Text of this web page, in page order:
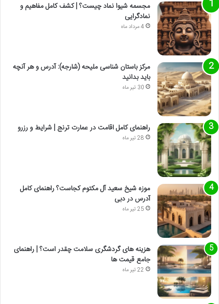
مجسمه شیوا نماد چیست؟ | کشف کامل مفاهیم و
نمادگرایی
4 مرداد ماه
مرکز باستان شناسی ملیحه (شارجه): آدرس و هر آنچه
باید بدانید
30 تیر ماه
راهنمای کامل اقامت در عمارت ترنج | شرایط و رزرو
28 تیر ماه
موزه شیخ سعید آل مکتوم کجاست؟ راهنمای کامل
آدرس در دبی
25 تیر ماه
هزینه های گردشگری سلامت چقدر است؟ | راهنمای
جامع قیمت ها
22 تیر ماه